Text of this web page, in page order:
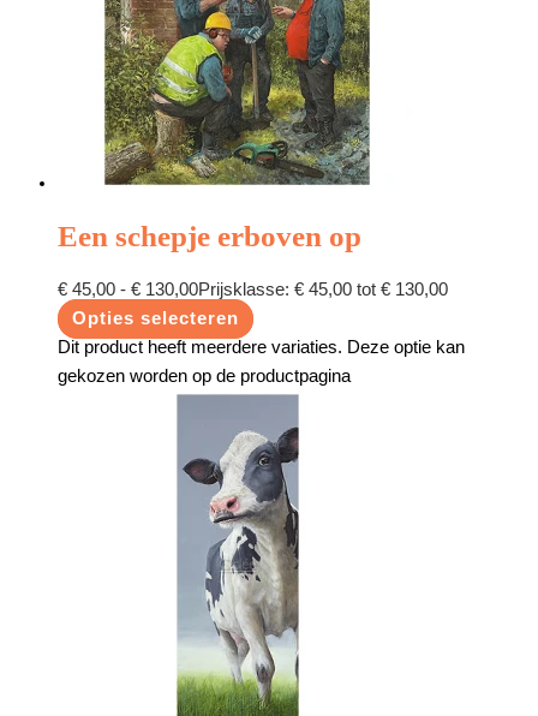
Een schepje erboven op
€ 45,00 - € 130,00Prijsklasse: € 45,00 tot € 130,00
Opties selecteren
Dit product heeft meerdere variaties. Deze optie kan
gekozen worden op de productpagina